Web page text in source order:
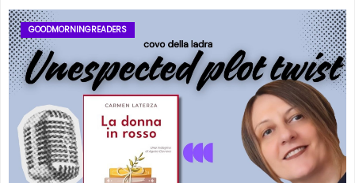
GOODMORNINGREADERS